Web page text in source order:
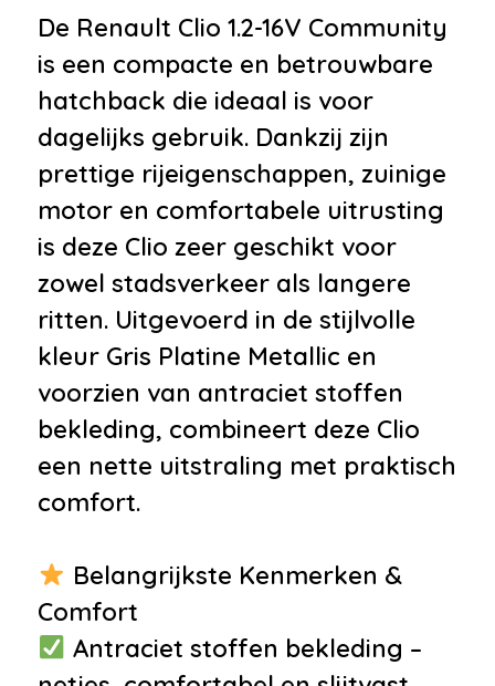
•Airco
• Bestuurdersstoel in hoogte
verstelbaar
•Boordcomputer
•Elektrische ramen voor
•Stuurbekrachtiging
• Stuur verstelbaar
•12Volt aansluiting
•Hoofdsteunen achter
•Sportstoelen
Veiligheid
•Airbag bestuurder
•Airbag passagier
•Alarm klasse 1(startblokkering)
•Derde remlicht
Overige
De Renault Clio 1.2-16V Community
is een compacte en betrouwbare
hatchback die ideaal is voor
dagelijks gebruik. Dankzij zijn
prettige rijeigenschappen, zuinige
motor en comfortabele uitrusting
is deze Clio zeer geschikt voor
zowel stadsverkeer als langere
ritten. Uitgevoerd in de stijlvolle
kleur Gris Platine Metallic en
voorzien van antraciet stoffen
bekleding, combineert deze Clio
een nette uitstraling met praktisch
comfort.
Belangrijkste Kenmerken &
Comfort
Antraciet stoffen bekleding –